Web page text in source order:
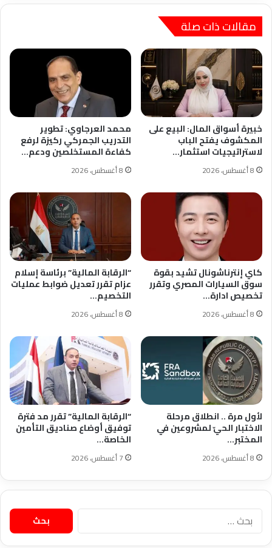
مقالات ذات صلة
خبيرة أسواق المال: البيع على
المكشوف يفتح الباب
لاستراتيجيات استثمار…
8 أغسطس، 2026
محمد العرجاوي: تطوير
التدريب الجمركي ركيزة لرفع
كفاءة المستخلصين ودعم…
8 أغسطس، 2026
كاي إنترناشونال تشيد بقوة
سوق السيارات المصري وتقرر
تخصيص ادارة…
8 أغسطس، 2026
“الرقابة المالية” برئاسة إسلام
عزام تقرر تعديل ضوابط عمليات
التخصيم…
8 أغسطس، 2026
لأول مرة .. انطلاق مرحلة
الاختبار الحيّ لمشروعين في
المختبر…
8 أغسطس، 2026
“الرقابة المالية” تقرر مد فترة
توفيق أوضاع صناديق التأمين
الخاصة…
7 أغسطس، 2026
البحث
عن: